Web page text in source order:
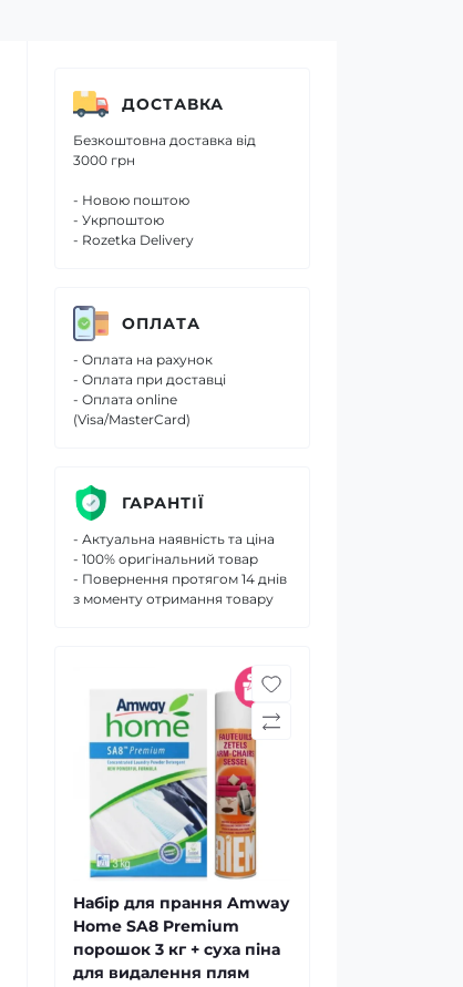
ДОСТАВКА
Безкоштовна доставка від
3000 грн
- Новою поштою
- Укрпоштою
- Rozetka Delivery
ОПЛАТА
- Оплата на рахунок
- Оплата при доставці
- Оплата online
(Visa/MasterCard)
ГАРАНТІЇ
- Актуальна наявність та ціна
- 100% оригінальний товар
- Повернення протягом 14 днів
з моменту отримання товару
Набір для прання Amway
Home SA8 Premium
порошок 3 кг + суха піна
для видалення плям